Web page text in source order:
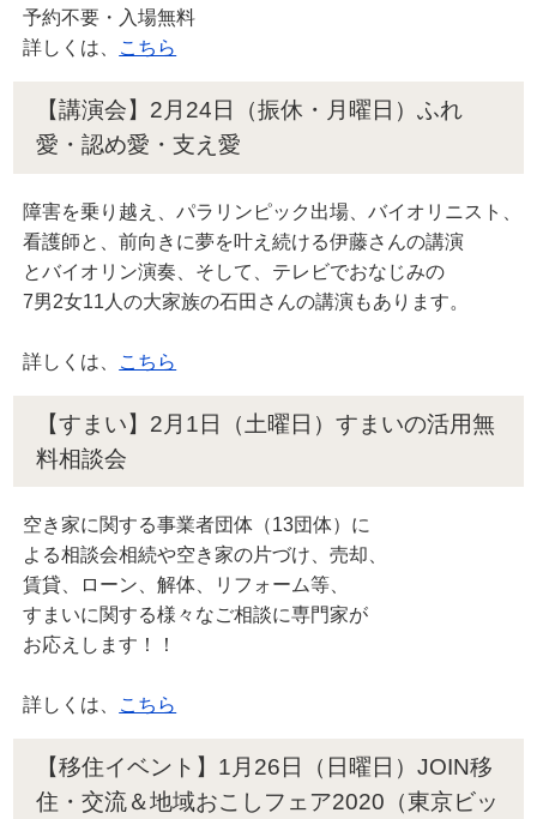
予約不要・入場無料
詳しくは、
こちら
【講演会】2月24日（振休・月曜日）ふれ
愛・認め愛・支え愛
障害を乗り越え、パラリンピック出場、バイオリニスト、
看護師と、前向きに夢を叶え続ける伊藤さんの講演
とバイオリン演奏、そして、テレビでおなじみの
7男2女11人の大家族の石田さんの講演もあります。
詳しくは、 こちら
【すまい】2月1日（土曜日）すまいの活用無
料相談会
空き家に関する事業者団体（13団体）に
よる相談会相続や空き家の片づけ、売却、
賃貸、ローン、解体、リフォーム等、
すまいに関する様々なご相談に専門家が
お応えします！！
詳しくは、 こちら
【移住イベント】1月26日（日曜日）JOIN移
住・交流＆地域おこしフェア2020（東京ビッ